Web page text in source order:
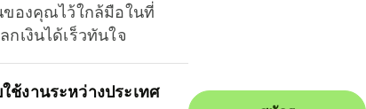
ของคุณไว้ใกล้มือในที่
กเงินได้เร็วทันใจ
ช้งานระหว่างประเทศ